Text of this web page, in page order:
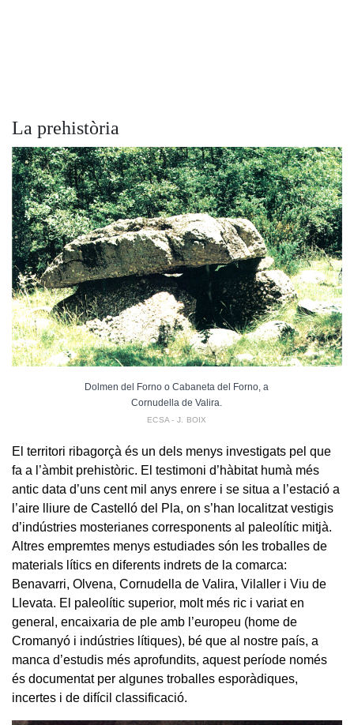
La prehistòria
Dolmen del Forno o Cabaneta del Forno, a
Cornudella de Valira.
ECSA - J. BOIX
El territori ribagorçà és un dels menys investigats pel que
fa a l’àmbit prehistòric. El testimoni d’hàbitat humà més
antic data d’uns cent mil anys enrere i se situa a l’estació a
l’aire lliure de Castelló del Pla, on s’han localitzat vestigis
d’indústries mosterianes corresponents al paleolític mitjà.
Altres empremtes menys estudiades són les troballes de
materials lítics en diferents indrets de la comarca:
Benavarri, Olvena, Cornudella de Valira, Vilaller i Viu de
Llevata. El paleolític superior, molt més ric i variat en
general, encaixaria de ple amb l’europeu (home de
Cromanyó i indústries lítiques), bé que al nostre país, a
manca d’estudis més aprofundits, aquest període només
és documentat per algunes troballes esporàdiques,
incertes i de difícil classificació.